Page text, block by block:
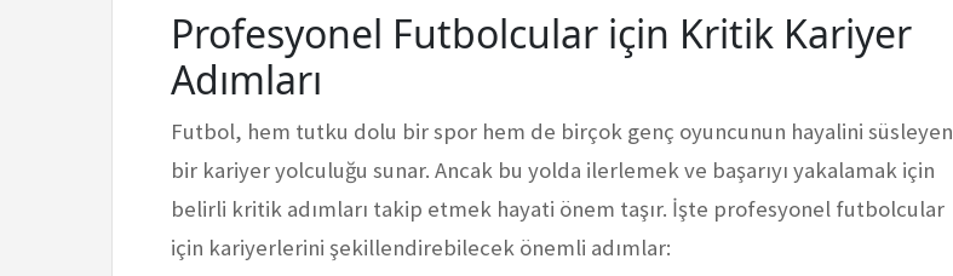
Profesyonel Futbolcular için Kritik Kariyer
Adımları
Futbol, hem tutku dolu bir spor hem de birçok genç oyuncunun hayalini süsleyen
bir kariyer yolculuğu sunar. Ancak bu yolda ilerlemek ve başarıyı yakalamak için
belirli kritik adımları takip etmek hayati önem taşır. İşte profesyonel futbolcular
için kariyerlerini şekillendirebilecek önemli adımlar: